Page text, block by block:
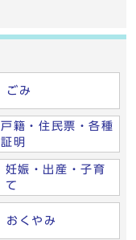
ごみ
戸籍・住民票・各種
証明
妊娠・出産・子育
て
おくやみ